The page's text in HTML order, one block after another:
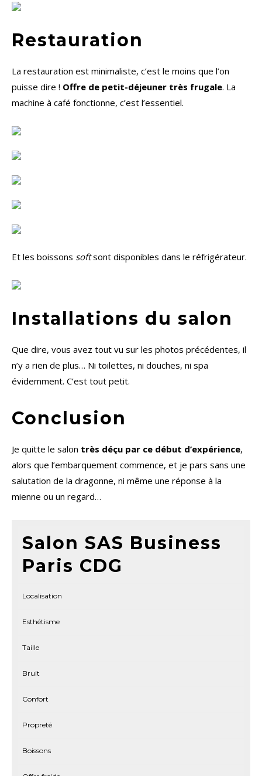
Restauration
La restauration est minimaliste, c’est le moins que l’on
puisse dire ! Offre de petit-déjeuner très frugale. La
machine à café fonctionne, c’est l’essentiel.
Et les boissons softsont disponibles dans le réfrigérateur.
Installations du salon
Que dire, vous avez tout vu sur les photos précédentes, il
n’y a rien de plus… Ni toilettes, ni douches, ni spa
évidemment. C’est tout petit.
Conclusion
Je quitte le salon très déçu par ce début d’expérience,
alors que l’embarquement commence, et je pars sans une
salutation de la dragonne, ni même une réponse à la
mienne ou un regard…
Salon SAS Business
Paris CDG
Localisation
Esthétisme
Taille
Bruit
Confort
Propreté
Boissons